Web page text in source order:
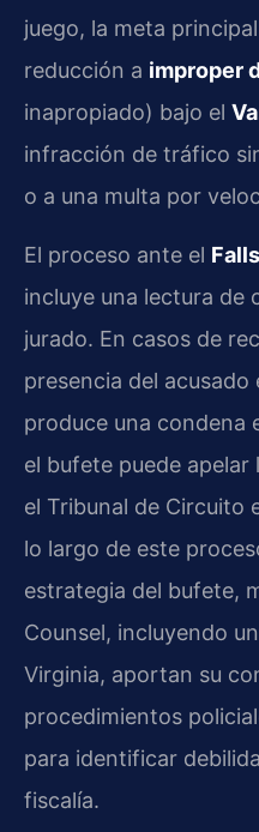
juego, la meta
reducción a improper
inapropiado) bajo el
infracción de tráfico
o a una multa por
El proceso ante el
incluye una lectura de
jurado. En casos de
presencia del acusado
produce una condena
el bufete puede apelar
el Tribunal de Circuito
lo largo de este
estrategia del bufete,
Counsel, incluyendo
Virginia, aportan su
procedimientos
para identificar
fiscalía.